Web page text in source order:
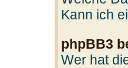
Kann ich
phpBB3
Wer hat